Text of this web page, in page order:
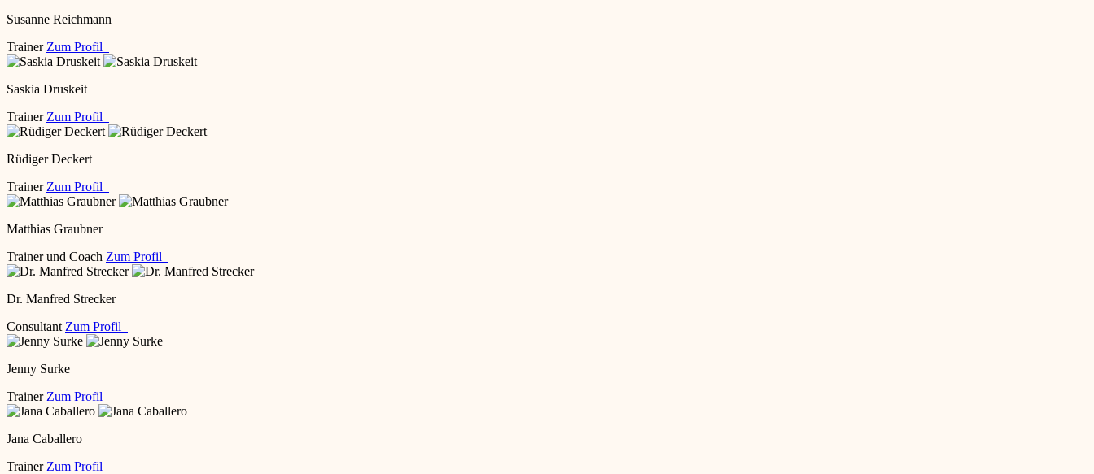
Susanne Reichmann
Trainer Zum Profil
Saskia Druskeit
Trainer Zum Profil
Rüdiger Deckert
Trainer Zum Profil
Matthias Graubner
Trainer und Coach Zum Profil
Dr. Manfred Strecker
Consultant Zum Profil
Jenny Surke
Trainer Zum Profil
Jana Caballero
Trainer Zum Profil